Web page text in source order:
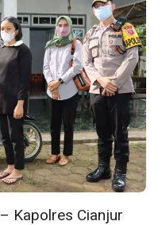
– Kapolres Cianjur